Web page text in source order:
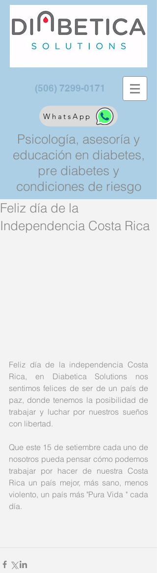
(506) 7299-0171
WhatsApp
Psicología, asesoría y
educación en diabetes,
pre diabetes y
condiciones de riesgo
Feliz día de la
Independencia Costa Rica
Feliz día de la independencia Costa
Rica, en Diabetica Solutions nos
sentimos felices de ser de un país de
paz, donde tenemos la posibilidad de
trabajar y luchar por nuestros sueños
con libertad.
Que este 15 de setiembre cada uno de
nosotros pueda pensar cómo podemos
trabajar por hacer de nuestra Costa
Rica un país mejor, más sano, menos
violento, un país más "Pura Vida " cada
día.